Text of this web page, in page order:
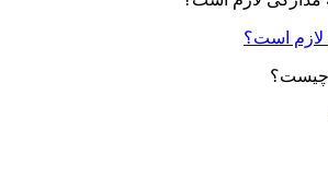
است؟